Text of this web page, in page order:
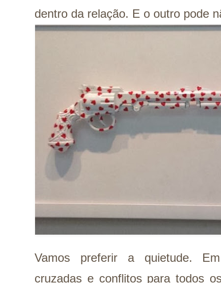
dentro da relação. E o outro pode
Vamos preferir a quietude.
cruzadas e conflitos para todos